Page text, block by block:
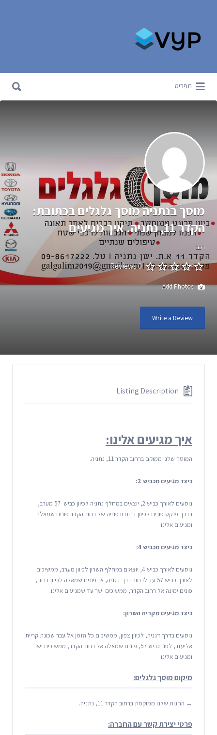
תפריט
מוסך בנתניה מוסך גלגלים בכתובת:
הקדר 11, נתניה. איך מגיעים
רכב
0 Reviews
Add Photos
Write a Review
Listing Description
איך מגיעים אלינו:
המוסך שלנו ממוקם ברחוב הקדר 11, נתניה.
כיצד מגיעים מכביש 2:
נוסעים לאורך כביש 2, יוצאים במחלף נתניה לכיוון כביש 57 מערב,
בדרך פנקס פונים לכיוון דרום ובפנייה של רחוב הקדר פונים שמאלה
ומגיעים אלינו.
כיצד מגיעים מכביש 4:
נוסעים לאורך כביש 4, יוצאים במחלף השרון לכיוון מערב, ממשיכים
לאורך כביש 57 עד לרחוב דרך דגניה, אז פונים שמאלה לכיוון דרום,
פונים ימינה אל רחוב הקדר, ממשיכים ישר עד שמגיעים אלינו.
כיצד מגיעים מקרית השרון:
נוסעים בדרך דגניה, לכיוון צפון, ממשיכים כל הזמן אל עבר שכונת קריית
אליעזר, לפני כביש 57, פונים שמאלה אל רחוב הקדר, ממשיכים ישר
ומגיעים אלינו.
מיקום מוסך גלגלים:
← החנות שלנו ממוקמת ברחוב הקדר 11, נתניה.
פרטי יצירת קשר עם החברה: